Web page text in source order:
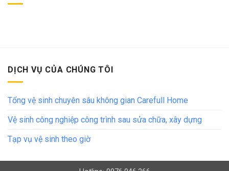
DỊCH VỤ CỦA CHÚNG TÔI
Tổng vệ sinh chuyên sâu không gian Carefull Home
Vệ sinh công nghiệp công trình sau sửa chữa, xây dựng
Tạp vụ vệ sinh theo giờ